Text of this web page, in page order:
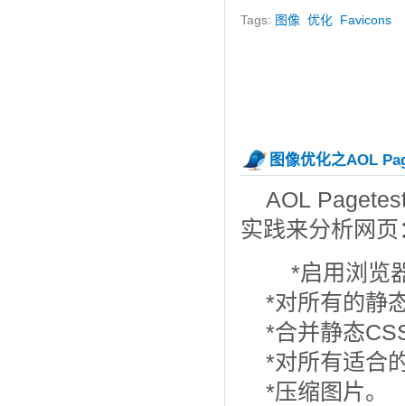
Tags: 图像 优化 Favicons
图像优化之AOL
AOL
实践来分析网页
*启用浏览
*对所有的静
*合并静态
*对所有适合
*压缩图片。